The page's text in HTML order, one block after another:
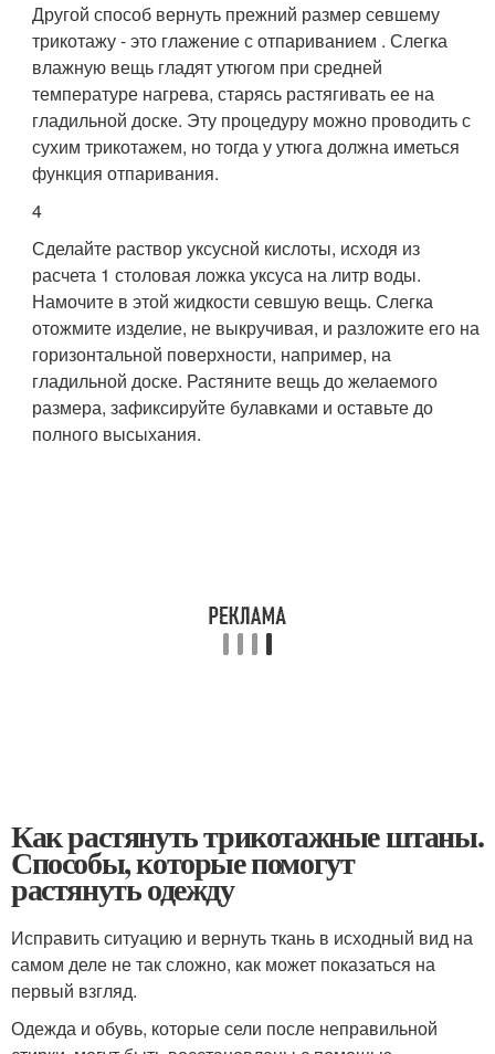
Другой способ вернуть прежний размер севшему
трикотажу - это глажение с отпариванием . Слегка
влажную вещь гладят утюгом при средней
температуре нагрева, старясь растягивать ее на
гладильной доске. Эту процедуру можно проводить с
сухим трикотажем, но тогда у утюга должна иметься
функция отпаривания.
4
Сделайте раствор уксусной кислоты, исходя из
расчета 1 столовая ложка уксуса на литр воды.
Намочите в этой жидкости севшую вещь. Слегка
отожмите изделие, не выкручивая, и разложите его на
горизонтальной поверхности, например, на
гладильной доске. Растяните вещь до желаемого
размера, зафиксируйте булавками и оставьте до
полного высыхания.
Как растянуть трикотажные штаны.
Способы, которые помогут
растянуть одежду
Исправить ситуацию и вернуть ткань в исходный вид на
самом деле не так сложно, как может показаться на
первый взгляд.
Одежда и обувь, которые сели после неправильной